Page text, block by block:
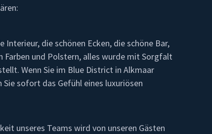
Interieur, die schönen Ecken, die schöne Bar,
Farben und Polstern, alles wurde mit Sorgfalt
Wenn Sie im Blue District in Alkmaar
Sie sofort das Gefühl eines luxuriösen
unseres Teams wird von unseren Gästen